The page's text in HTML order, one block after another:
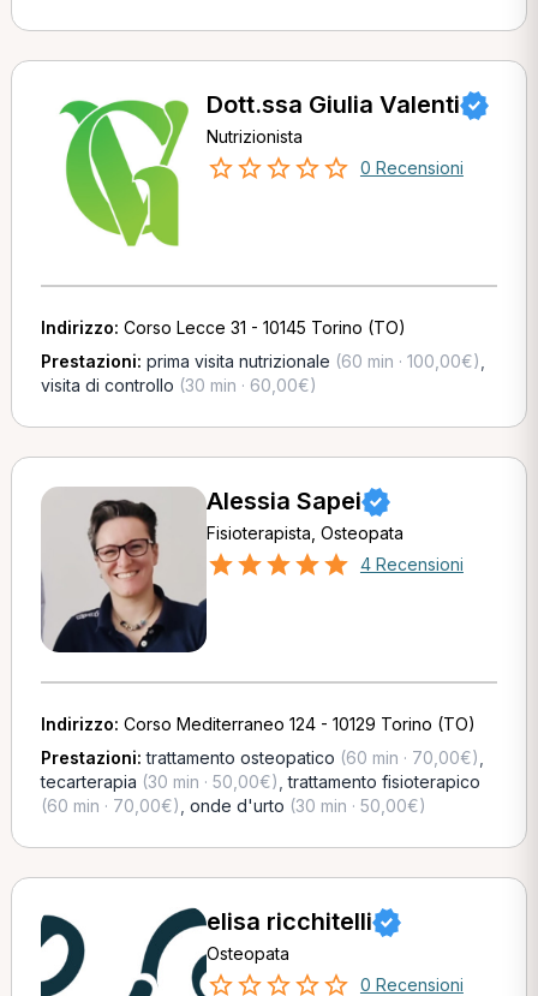
Dott.ssa Giulia Valenti
Nutrizionista
0 Recensioni
Indirizzo: Corso Lecce 31 - 10145 Torino (TO)
Prestazioni: prima visita nutrizionale (60 min · 100,00€)
visita di controllo (30 min · 60,00€)
Alessia Sapei
Fisioterapista, Osteopata
4 Recensioni
Indirizzo: Corso Mediterraneo 124 - 10129 Torino (TO)
Prestazioni:trattamento osteopatico (60 min · 70,00€)
tecarterapia (30 min · 50,00€) ,trattamento fisioterapico
(60 min · 70,00€) onde d'urto (30 min · 50,00€)
elisa ricchitelli
Osteopata
0 Recensioni